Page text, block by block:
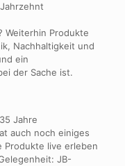
Weiterhin Produkte
Nachhaltigkeit und
ein
der Sache ist.
Jahre
auch noch einiges
Produkte live erleben
JB-